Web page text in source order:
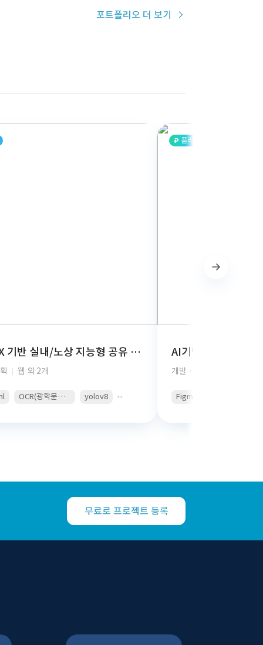
포트폴리오 더 보기
AI-BOX 기반 실내/노상 지능형 공유 주차 관제 시스템 개발
웹 외 2개
OCR(광학문자인식) yolov8 ...
플러스
개발 · 디자인 · 기획
Figma
무료로 프로젝트 등록